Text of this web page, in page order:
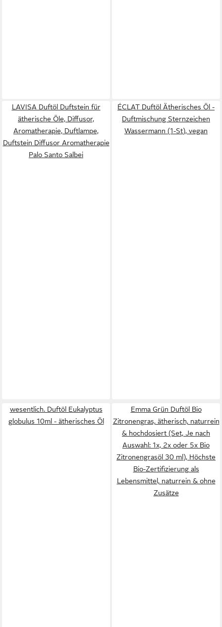
LAVISA Duftöl Duftstein für
ätherische Öle, Diffusor,
Aromatherapie, Duftlampe,
Duftstein Diffusor Aromatherapie
Palo Santo Salbei
ÉCLAT Duftöl Ätherisches Öl -
Duftmischung Sternzeichen
Wassermann (1-St), vegan
wesentlich. Duftöl Eukalyptus
globulus 10ml - ätherisches Öl
Emma Grün Duftöl Bio
Zitronengras, ätherisch, naturrein
& hochdosiert (Set, Je nach
Auswahl: 1x, 2x oder 5x Bio
Zitronengrasöl 30 ml), Höchste
Bio-Zertifizierung als
Lebensmittel, naturrein & ohne
Zusätze